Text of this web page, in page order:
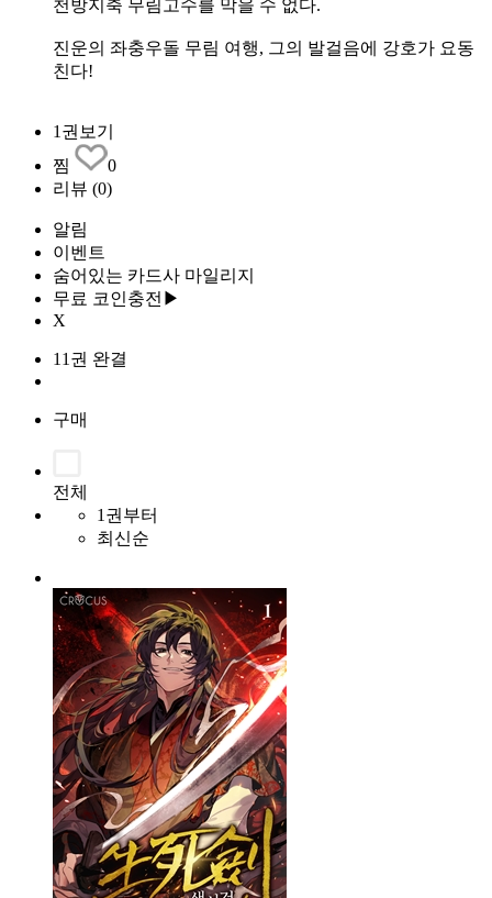
천방지축 무림고수를 막을 수 없다.
진운의 좌충우돌 무림 여행, 그의 발걸음에 강호가 요동
친다!
1권보기
찜
0
리뷰 (0)
알림
이벤트
숨어있는 카드사 마일리지
무료 코인충전▶
X
11권 완결
구매
전체
1권부터
최신순